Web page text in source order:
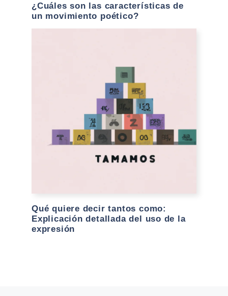
¿Cuáles son las características de
un movimiento poético?
Qué quiere decir tantos como:
Explicación detallada del uso de la
expresión